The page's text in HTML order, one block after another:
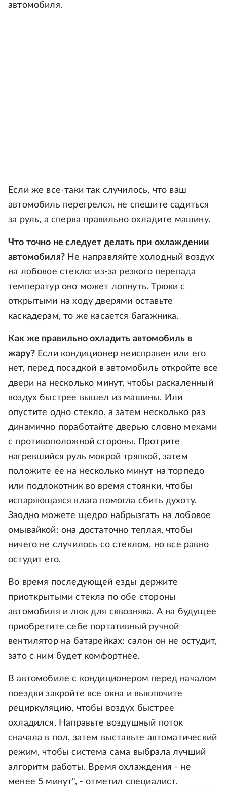
автомобиля.
Если же все-таки так случилось, что ваш
автомобиль перегрелся, не спешите садиться
за руль, а сперва правильно охладите машину.
Что точно не следует делать при охлаждении
автомобиля?Не направляйте холодный воздух
на лобовое стекло: из-за резкого перепада
температур оно может лопнуть. Трюки с
открытыми на ходу дверями оставьте
каскадерам, то же касается багажника.
Как же правильно охладить автомобиль в
жару?Если кондиционер неисправен или его
нет, перед посадкой в автомобиль откройте все
двери на несколько минут, чтобы раскаленный
воздух быстрее вышел из машины. Или
опустите одно стекло, а затем несколько раз
динамично поработайте дверью словно мехами
с противоположной стороны. Протрите
нагревшийся руль мокрой тряпкой, затем
положите ее на несколько минут на торпедо
или подлокотник во время стоянки, чтобы
испаряющаяся влага помогла сбить духоту.
Заодно можете щедро набрызгать на лобовое
омывайкой: она достаточно теплая, чтобы
ничего не случилось со стеклом, но все равно
остудит его.
Во время последующей езды держите
приоткрытыми стекла по обе стороны
автомобиля и люк для сквозняка. А на будущее
приобретите себе портативный ручной
вентилятор на батарейках: салон он не остудит,
зато с ним будет комфортнее.
В автомобиле с кондиционером перед началом
поездки закройте все окна и выключите
рециркуляцию, чтобы воздух быстрее
охладился. Направьте воздушный поток
сначала в пол, затем выставьте автоматический
режим, чтобы система сама выбрала лучший
алгоритм работы. Время охлаждения - не
менее 5 минут", - отметил специалист.